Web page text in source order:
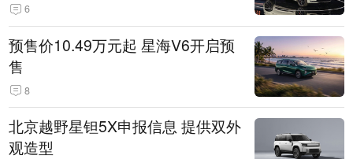
6
预售价10.49万元起 星海V6开启预
售
8
北京越野星钽5X申报信息 提供双外
观造型